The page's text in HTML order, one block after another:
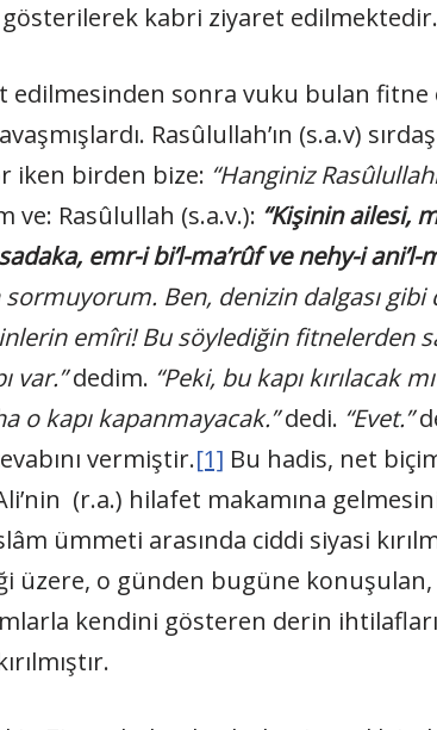
kabri ziyaret edilmektedir.
edilmesinden sonra vuku bulan
Rasûlullah’ın (s.a.v)
iken birden bize: “Hanginiz
ve: Rasûlullah (s.a.v.): “Kişinin ailesi,
emr-i bi’l-ma’rûf ve nehy-i ani’l-
sormuyorum. Ben, denizin dalgası
emîri! Bu söylediğin fitnelerden
var.”dedim. “Peki, bu kapı kırılacak
o kapı kapanmayacak.”dedi. “Evet.”
vermiştir.[1] Bu hadis, net
(r.a.) hilafet makamına
ümmeti arasında ciddi siyasi
üzere, o günden bugüne
kendini gösteren derin